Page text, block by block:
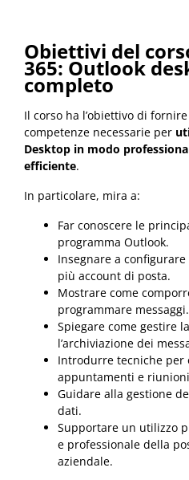
Obiettivi del
365: Outlook
completo
Il corso ha l’obiettivo di
competenze necessarie per
Desktop in modo
efficiente.
In particolare, mira a:
Far conoscere le
programma Outlook.
Insegnare a
più account di posta.
Mostrare come
programmare messaggi.
Spiegare come gestire
l’archiviazione dei
Introdurre tecniche per
appuntamenti e
Guidare alla gestione
dati.
Supportare un utilizzo
e professionale della
aziendale.